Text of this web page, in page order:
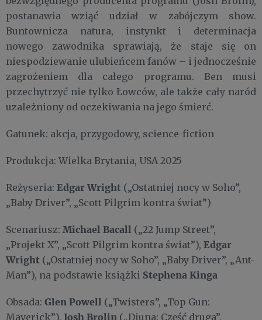
postanawia wziąć udział w zabójczym show.
Buntownicza natura, instynkt i determinacja
nowego zawodnika sprawiają, że staje się on
niespodziewanie ulubieńcem fanów – i jednocześnie
zagrożeniem dla całego programu. Ben musi
przechytrzyć nie tylko Łowców, ale także cały naród
uzależniony od oczekiwania na jego śmierć.
Gatunek: akcja, przygodowy, science-fiction
Produkcja: Wielka Brytania, USA 2025
Reżyseria: Edgar Wright („Ostatniej nocy w Soho”,
„Baby Driver”, „Scott Pilgrim kontra świat”)
Scenariusz: Michael Bacall („22 Jump Street”,
„Projekt X”, „Scott Pilgrim kontra świat”), Edgar
Wright („Ostatniej nocy w Soho”, „Baby Driver”, „Ant-
Man”), na podstawie książki Stephena Kinga
Obsada: Glen Powell („Twisters”, „Top Gun:
Maverick”), Josh Brolin („Diuna: Część druga”,